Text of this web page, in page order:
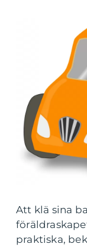
Att klä sina
praktiska,